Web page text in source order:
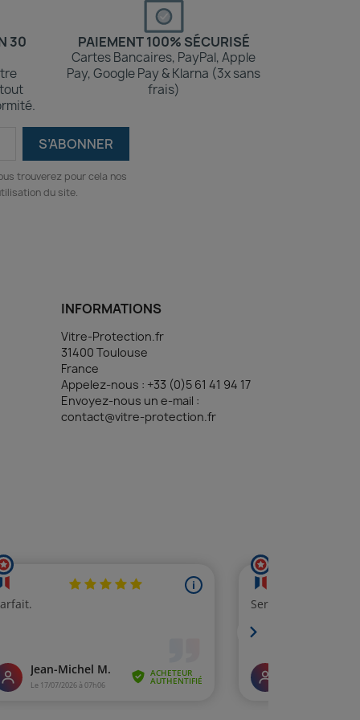
30 PAIEMENT 100% SÉCURISÉ
Cartes Bancaires, PayPal, Apple
Pay, Google Pay & Klarna (3x sans
frais)
trouverez pour cela nos
du site.
INFORMATIONS
Vitre-Protection.fr
31400 Toulouse
France
Appelez-nous : +33 (0)5 61 41 94 17
Envoyez-nous un e-mail :
contact@vitre-protection.fr